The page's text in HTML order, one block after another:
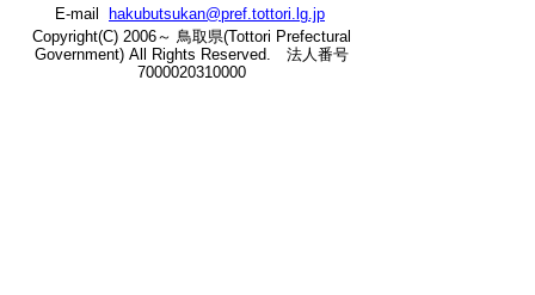
の
E-mail
hakubutsukan@pref.tottori.lg.jp
Copyright(C) 2006～ 鳥取県(Tottori Prefectural
Government) All Rights Reserved. 法人番号
7000020310000